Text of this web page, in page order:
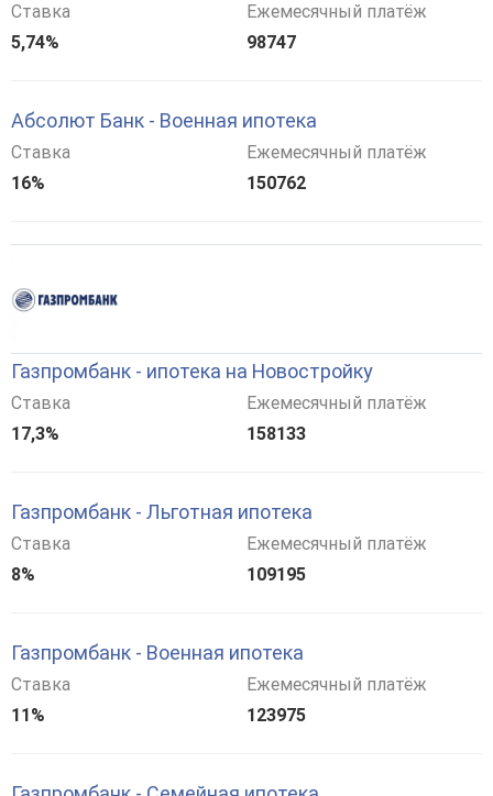
Ставка
5,74%
Ежемесячный платёж
98747
Абсолют Банк - Военная ипотека
Ставка
16%
Ежемесячный платёж
150762
Газпромбанк - ипотека на Новостройку
Ставка
17,3%
Ежемесячный платёж
158133
Газпромбанк - Льготная ипотека
Ставка
8%
Ежемесячный платёж
109195
Газпромбанк - Военная ипотека
Ставка
11%
Ежемесячный платёж
123975